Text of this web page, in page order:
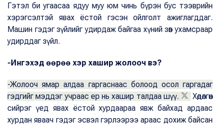
Гэтэл би угаасаа ядуу муу юм чинь бүрэн бус тээврийн
хэрэгсэлтэй явах ёстой гэсэн ойлголт ажиглагддаг.
Машин гэдэг зүйлийг удирдаж байгаа хүний зөв ухамсраар
удирддаг зүйл.
-Ингэхэд өөрөө хэр хашир жолооч вэ?
-Жолооч ямар алдаа гаргаснаас болоод осол гаргадаг
гэдгийг мэддэг учраас ер нь хашир талдаа шүү.
Хөдөлгөөн
сийрэг үед явах ёстой хурдаараа явж байхад ардаас
хурдан яваач гэдэг эсвэл гэрлээрээ араас дохиж байсан